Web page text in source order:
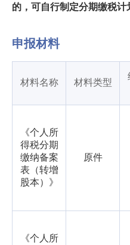
的，可自行制定分期缴税
申报材料
材料名称 材料类型
《个人所
得税分期
缴纳备案
表（转增
股本）》
原件
《个人所